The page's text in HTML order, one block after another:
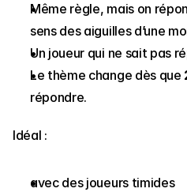
Même règle, mais on
sens des aiguilles d’une
Un joueur qui ne sait pas
Le thème change dès que
répondre.
Idéal :
avec des joueurs timides